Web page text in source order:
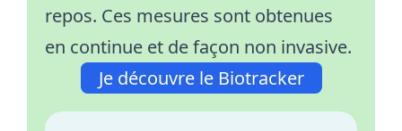
repos. Ces mesures sont obtenues
en continue et de façon non invasive.
Je découvre le Biotracker